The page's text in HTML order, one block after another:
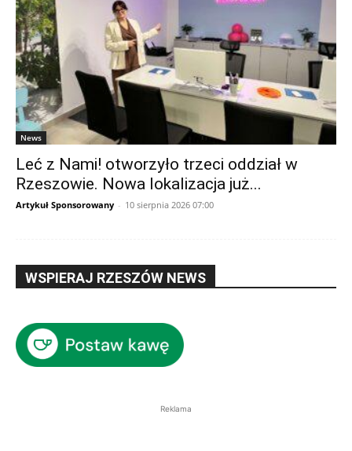
News
Leć z Nami! otworzyło trzeci oddział w
Rzeszowie. Nowa lokalizacja już...
Artykuł Sponsorowany - 10 sierpnia 2026 07:00
WSPIERAJ RZESZÓW NEWS
Reklama